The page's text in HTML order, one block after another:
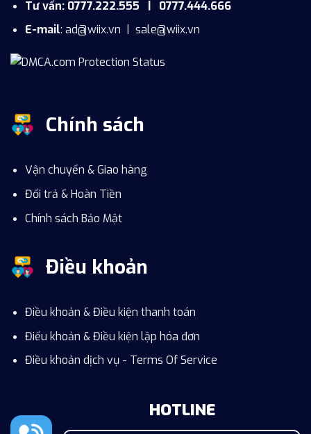
Tư vấn: 0777.222.555 | 0777.444.666
E-mail: ad@wiix.vn sale@wiix.vn
Chính sách
Vận chuyển & Giao hàng
Đổi trả & Hoàn Tiền
Chính sách Bảo Mật
Điều khoản
Điều khoản & Điều kiện thanh toán
Điểu khoản & Điều kiện lập hóa đơn
Điều khoản dịch vụ - Terms Of Service
HOTLINE